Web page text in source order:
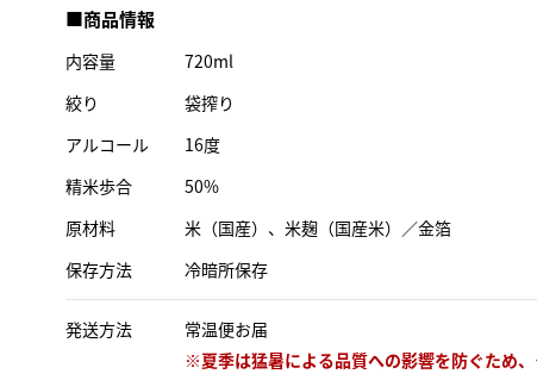
■商品情報
内容量
720ml
絞り
袋搾り
アルコール
16度
精米歩合
50%
原材料
米（国産）、米麹（国産米）／金箔
保存方法
冷暗所保存
発送方法 常温便お届